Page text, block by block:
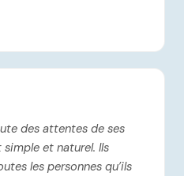
des attentes de ses
et naturel. Ils
les personnes qu’ils